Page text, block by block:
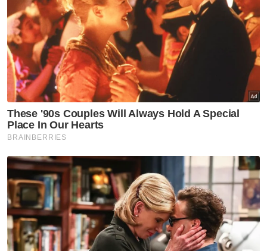
Tengku Mahkota Kelantan
Terima Menghadap
Fahmi Fadzil
Artikel Disyorkan
Nasional